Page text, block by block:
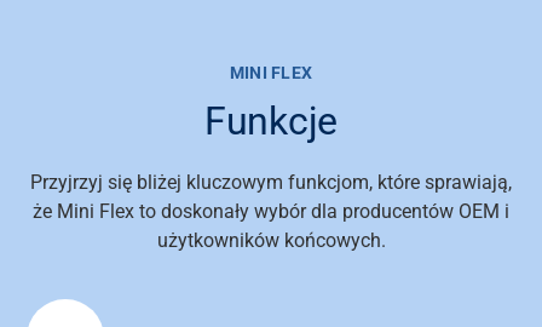
O nas
MINI FLEX
Funkcje
Przyjrzyj się bliżej kluczowym funkcjom, które sprawiają,
że Mini Flex to doskonały wybór dla producentów OEM i
użytkowników końcowych.